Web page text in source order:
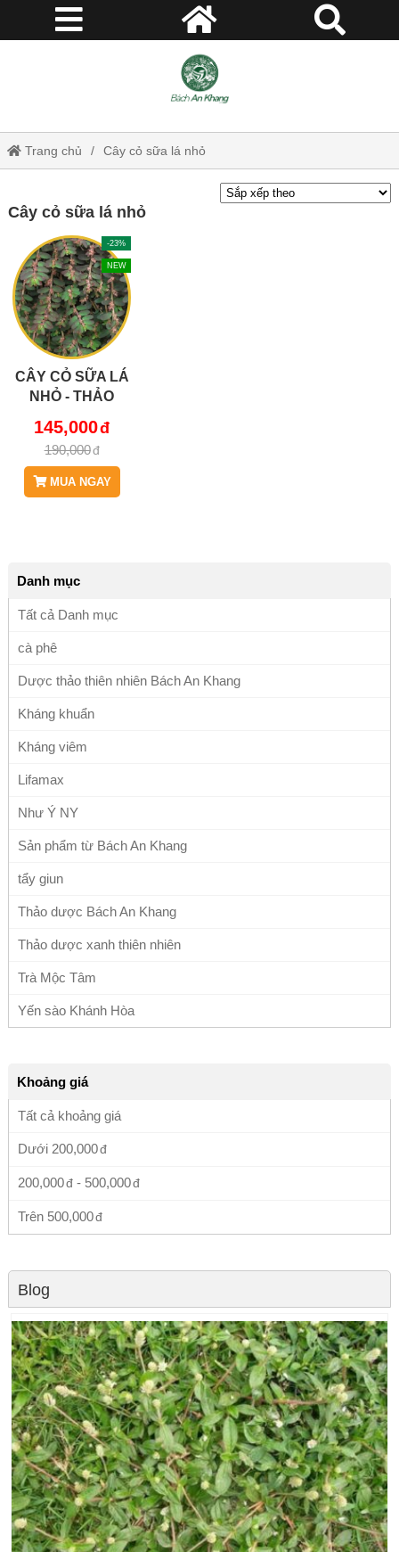
Trang chủ Cây cỏ sữa lá nhỏ
Cây cỏ sữa lá nhỏ
-23%
NEW
CÂY CỎ SỮA LÁ
NHỎ - THẢO
KHANG JD553
145,000
190,000
MUA NGAY
Danh mục
Tất cả Danh mục
cà phê
Dược thảo thiên nhiên Bách An Khang
Kháng khuẩn
Kháng viêm
Lifamax
Như Ý NY
Sản phẩm từ Bách An Khang
tẩy giun
Thảo dược Bách An Khang
Thảo dược xanh thiên nhiên
Trà Mộc Tâm
Yến sào Khánh Hòa
Khoảng giá
Tất cả khoảng giá
Dưới 200,000
200,000 - 500,000
Trên 500,000
Blog